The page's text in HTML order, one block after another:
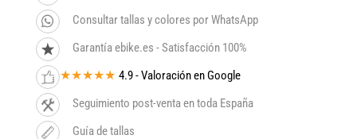
Consultar tallas y colores por WhatsApp
Garantía ebike.es - Satisfacción 100%
★★★★★ 4.9 - Valoración en Google
Seguimiento post-venta en toda España
Guía de tallas